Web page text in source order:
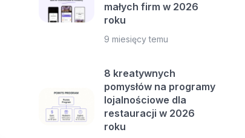
małych firm w 2026
roku
9 miesięcy temu
8 kreatywnych
pomysłów na programy
lojalnościowe dla
restauracji w 2026
roku